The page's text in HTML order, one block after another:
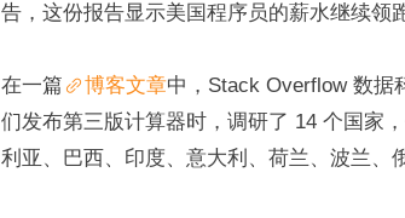
告，这份报告显示美国程序员的薪水继续领
在一篇 博客文章中，Stack Overflow 数据
们发布第三版计算器时，调研了 14 个国家
利亚、巴西、印度、意大利、荷兰、波兰、